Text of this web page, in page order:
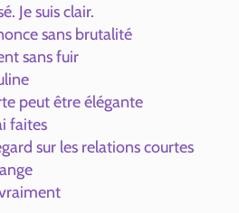
Je suis clair.
sans brutalité
sans fuir
peut être élégante
faites
sur les relations courtes